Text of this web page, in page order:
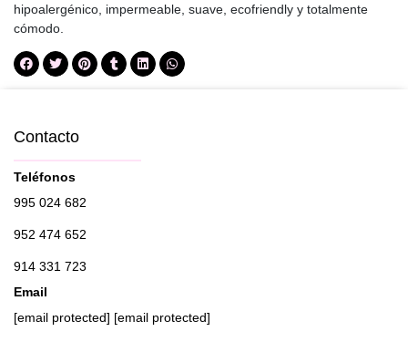
hipoalergénico, impermeable, suave, ecofriendly y totalmente
cómodo.
Contacto
Teléfonos
995 024 682
952 474 652
914 331 723
Email
[email protected] [email protected]